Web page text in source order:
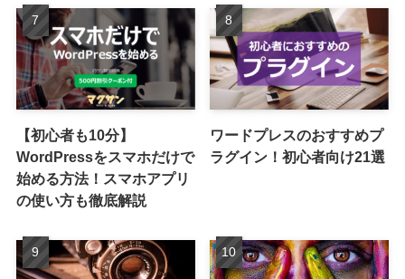
【初心者も10分】
WordPressをスマホだけで
始める方法！スマホアプリ
の使い方も徹底解説
ワードプレスのおすすめプ
ラグイン！初心者向け21選